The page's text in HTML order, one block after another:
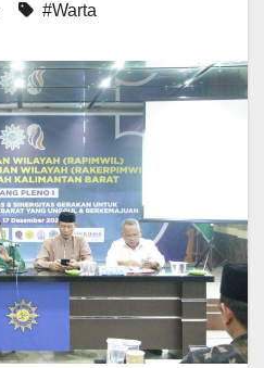
#Warta